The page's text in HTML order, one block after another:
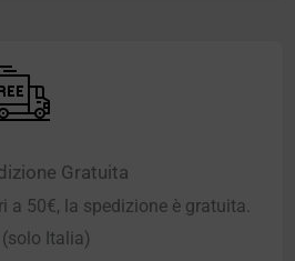
Gratuita
a 50€, la spedizione è gratuita.
(solo Italia)